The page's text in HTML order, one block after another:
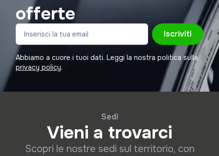
offerte
Iscriviti
Abbiamo a cuore i tuoi dati. Leggi la nostra politica sulla
privacy policy.
Sedi
Vieni a trovarci
Scopri le nostre sedi sul territorio, con